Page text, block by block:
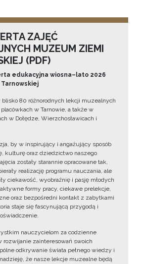
ZAJĘĆ
MUZEUM ZIEMI
(PDF)
edukacyjna wiosna–lato 2026
Tarnowskiej
blisko 80 różnorodnych lekcji muzealnych
w Tarnowie, a także w
w Dołędze, Wierzchosławicach i
by w inspirujący i angażujący sposób
kulturę oraz dziedzictwo naszego
zostały starannie opracowane tak,
realizację programu nauczania, ale
ciekawość, wyobraźnię i pasję młodych
formy pracy, ciekawe prelekcje,
oraz bezpośredni kontakt z zabytkami
staje się fascynującą przygodą i
nauczycielom za codzienne
rozwijanie zainteresowań swoich
odkrywanie świata pełnego wiedzy i
że nasze lekcje muzealne będą